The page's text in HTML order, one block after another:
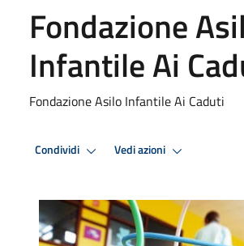
Fondazione
Infantile Ai
Fondazione Asilo Infantile Ai Caduti
Condividi Vedi azioni